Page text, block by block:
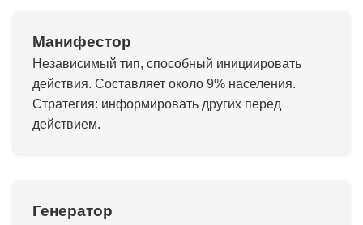
Манифестор
Независимый тип, способный инициировать
действия. Составляет около 9% населения.
Стратегия: информировать других перед
действием.
Генератор